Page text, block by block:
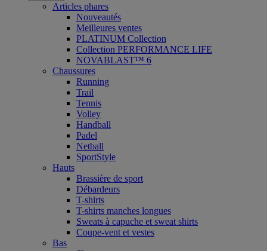
Articles phares
Nouveautés
Meilleures ventes
PLATINUM Collection
Collection PERFORMANCE LIFE
NOVABLAST™ 6
Chaussures
Running
Trail
Tennis
Volley
Handball
Padel
Netball
SportStyle
Hauts
Brassière de sport
Débardeurs
T-shirts
T-shirts manches longues
Sweats à capuche et sweat shirts
Coupe-vent et vestes
Bas